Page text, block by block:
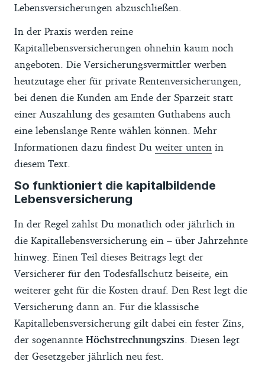
Lebensversicherungen abzuschließen.
In der Praxis werden reine
Kapitallebensversicherungen ohnehin kaum noch
angeboten. Die Versicherungsvermittler werben
heutzutage eher für private Rentenversicherungen,
bei denen die Kunden am Ende der Sparzeit statt
einer Auszahlung des gesamten Guthabens auch
eine lebenslange Rente wählen können. Mehr
Informationen dazu findest Du weiter unten in
diesem Text.
So funktioniert die kapitalbildende
Lebensversicherung
In der Regel zahlst Du monatlich oder jährlich in
die Kapitallebensversicherung ein – über Jahrzehnte
hinweg. Einen Teil dieses Beitrags legt der
Versicherer für den Todesfallschutz beiseite, ein
weiterer geht für die Kosten drauf. Den Rest legt die
Versicherung dann an. Für die klassische
Kapitallebensversicherung gilt dabei ein fester Zins,
der sogenannte Höchstrechnungszins . Diesen legt
der Gesetzgeber jährlich neu fest.